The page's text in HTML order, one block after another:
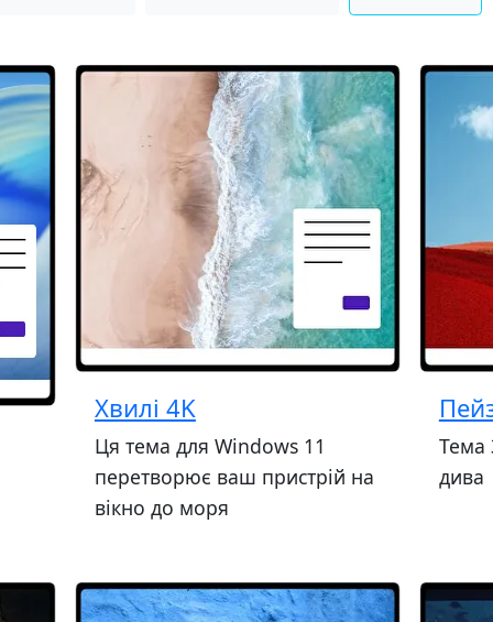
Хвилі 4K
Ця тема для Windows 11
перетворює ваш пристрій на
вікно до моря
Тема
дива